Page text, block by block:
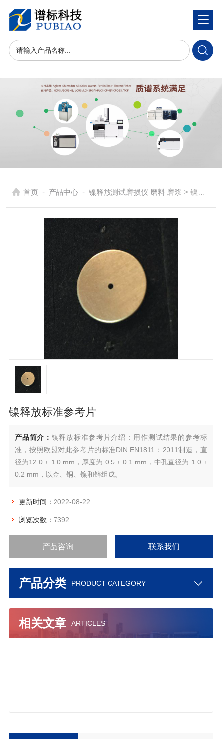
首页 - 产品中心 - 镍释放测试磨损仪 磨料 磨浆 > 镍释放标准参考片
镍释放标准参考片
产品简介： 镍释放标准参考片介绍：用作测试结果的参考标
准，按照欧盟对此参考片的标准DIN EN1811：2011制造，直
径为12.0 ± 1.0 mm，厚度为 0.5 ± 0.1 mm，中孔直径为 1.0 ±
0.2 mm，以金、铜、镍和锌组成。
更新时间： 2022-08-22
浏览次数： 7392
产品咨询 联系我们
产品分类 PRODUCT CATEGORY
相关文章 ARTICLES